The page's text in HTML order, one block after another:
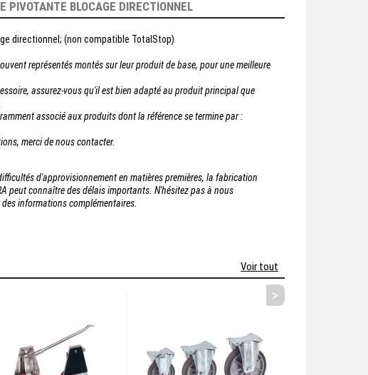
PIVOTANTE BLOCAGE DIRECTIONNEL
directionnel; (non compatible TotalStop)
représentés montés sur leur produit de base, pour une meilleure
assurez-vous qu'il est bien adapté au produit principal que
associé aux produits dont la référence se termine par :
merci de nous contacter.
d'approvisionnement en matières premières, la fabrication
peut connaître des délais importants. N'hésitez pas à nous
informations complémentaires.
Voir tout
>